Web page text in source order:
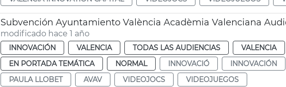
Subvención Ayuntamiento València Acadèmia Valenciana
modificado hace 1 año
INNOVACIÓN VALENCIA TODAS LAS AUDIENCIAS VALENCIA
EN PORTADA TEMÁTICA
NORMAL INNOVACIÓ INNOVACIÓN
PAULA LLOBET
AVAV VIDEOJOCS VIDEOJUEGOS